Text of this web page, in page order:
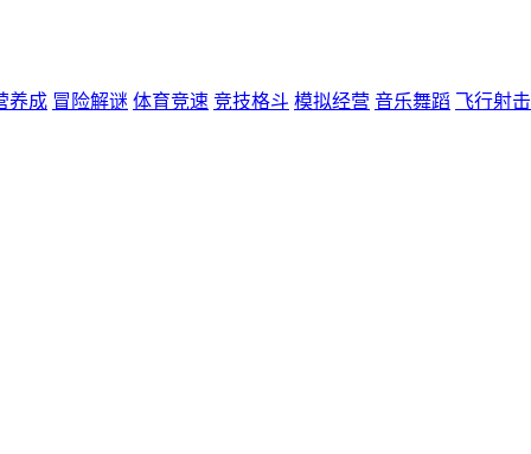
养成 冒险解谜 体育竞速 竞技格斗 模拟经营 音乐舞蹈 飞行射击